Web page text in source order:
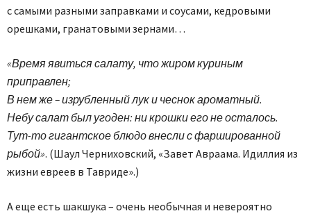
с самыми разными заправками и соусами, кедровыми
орешками, гранатовыми зернами…
«Время явиться салату, что жиром куриным
приправлен;
В нем же – изрубленный лук и чеснок ароматный.
Небу салат был угоден: ни крошки его не осталось.
Тут-то гигантское блюдо внесли с фаршированной
рыбой». (Шаул Черниховский, «Завет Авраама. Идиллия из
жизни евреев в Тавриде».)
А еще есть шакшука – очень необычная и невероятно